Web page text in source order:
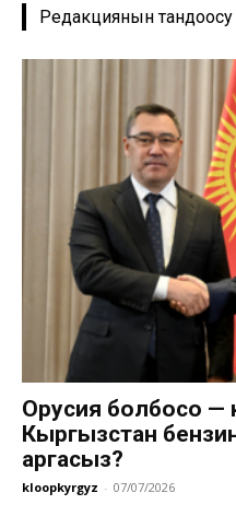
Редакциянын тандоосу
Орусия болбосо —
Кыргызстан
аргасыз?
kloopkyrgyz - 07/07/2026